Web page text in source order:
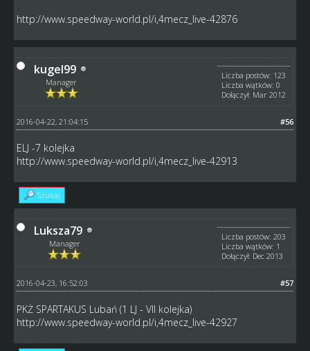
http://www.speedway-world.pl/i,4mecz_live-42876
kugel99
Manager
Liczba postów: 123
Liczba wątków: 0
Dołączył: Mar 2012
#56
2016-04-22, 21:04:15
ELJ -7 kolejka
http://www.speedway-world.pl/i,4mecz_live-42913
Szukaj
Luksza79
Manager
Liczba postów: 203
Liczba wątków: 1
Dołączył: Dec 2013
#57
2016-04-23, 16:52:03
PKŻ SPARTAKUS Lubań (1 LJ - VII kolejka)
http://www.speedway-world.pl/i,4mecz_live-42927